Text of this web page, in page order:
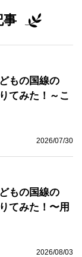
事
もの国線の
てみた！～こ
2026/07/30
もの国線の
てみた！〜用
2026/08/03